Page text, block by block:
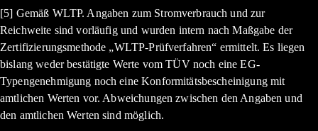
[5] Gemäß WLTP. Angaben zum Stromverbrauch und zur
Reichweite sind vorläufig und wurden intern nach Maßgabe der
Zertifizierungsmethode „WLTP-Prüfverfahren“ ermittelt. Es liegen
bislang weder bestätigte Werte vom TÜV noch eine EG-
Typengenehmigung noch eine Konformitätsbescheinigung mit
amtlichen Werten vor. Abweichungen zwischen den Angaben und
den amtlichen Werten sind möglich.